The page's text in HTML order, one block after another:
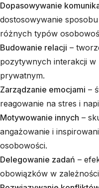
Dopasowywanie
dostosowywanie
różnych typów
Budowanie relacji –
pozytywnych interakcji w
prywatnym.
Zarządzanie emocjami –
reagowanie na stres i
Motywowanie innych –
angażowanie i
osobowości.
Delegowanie zadań –
obowiązków w